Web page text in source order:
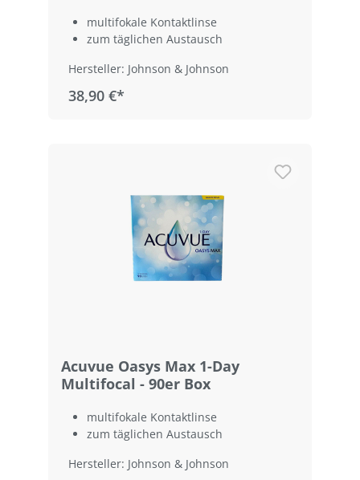
multifokale Kontaktlinse
zum täglichen Austausch
Hersteller: Johnson & Johnson
38,90 €*
Acuvue Oasys Max 1-Day
Multifocal - 90er Box
multifokale Kontaktlinse
zum täglichen Austausch
Hersteller: Johnson & Johnson